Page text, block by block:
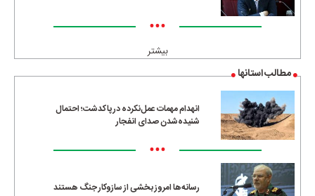
•••
بیشتر
مطالب استانها
انهدام مهمات عمل‌نکرده در پاکدشت؛ احتمال
شنیده‌شدن صدای انفجار
•••
رسانه‌ها امروز بخشی از سازوکار جنگ هستند